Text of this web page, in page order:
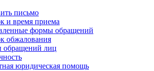
письмо
и время приема
формы обращений
обжалования
обращений лиц
юридическая помощь